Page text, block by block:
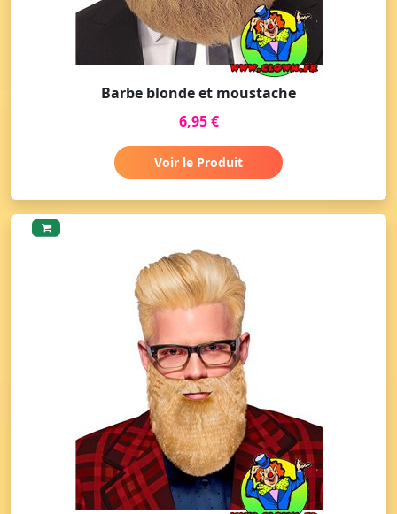
Barbe blonde et moustache
6,95 €
Voir le Produit